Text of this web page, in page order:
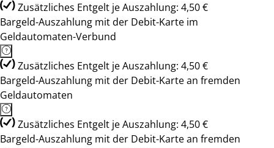
Zusätzliches Entgelt je Auszahlung: 4,50 €
Bargeld-Auszahlung mit der Debit-Karte im
Geldautomaten-Verbund
Zusätzliches Entgelt je Auszahlung: 4,50 €
Bargeld-Auszahlung mit der Debit-Karte an fremden
Geldautomaten
Zusätzliches Entgelt je Auszahlung: 4,50 €
Bargeld-Auszahlung mit der Debit-Karte an fremden